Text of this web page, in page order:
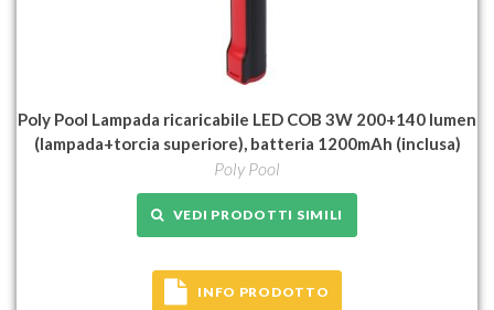
Poly Pool Lampada ricaricabile LED COB 3W 200+140 lumen
(lampada+torcia superiore), batteria 1200mAh (inclusa)
Poly Pool
VEDI PRODOTTI SIMILI
INFO PRODOTTO